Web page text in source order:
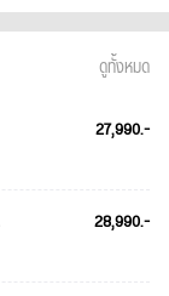
ดูทั้งหมด
27,990.-
28,990.-